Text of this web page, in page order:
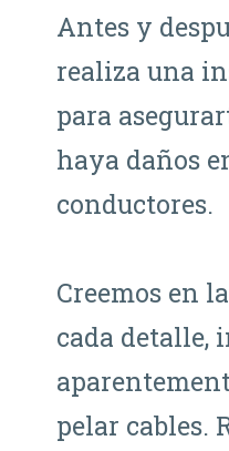
Antes y
realiza una
para
haya daños
conductores.
Creemos en
cada detalle,
pelar cables.